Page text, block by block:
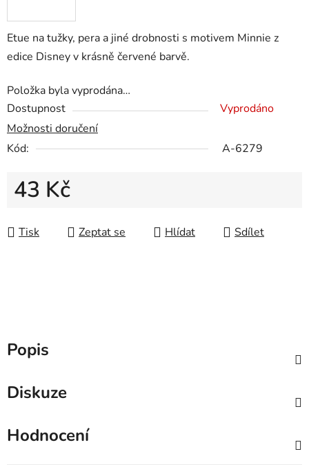
Etue na tužky, pera a jiné drobnosti s motivem Minnie z
edice Disney v krásně červené barvě.
Položka byla vyprodána…
Dostupnost
Vyprodáno
Možnosti doručení
Kód:
A-6279
43 Kč
Tisk
Zeptat se Hlídat Sdílet
Popis
Diskuze
Hodnocení